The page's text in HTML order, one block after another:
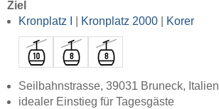
Ziel
Kronplatz I
Kronplatz 2000 Korer
Seilbahnstrasse, 39031 Bruneck, Italien
idealer Einstieg für Tagesgäste